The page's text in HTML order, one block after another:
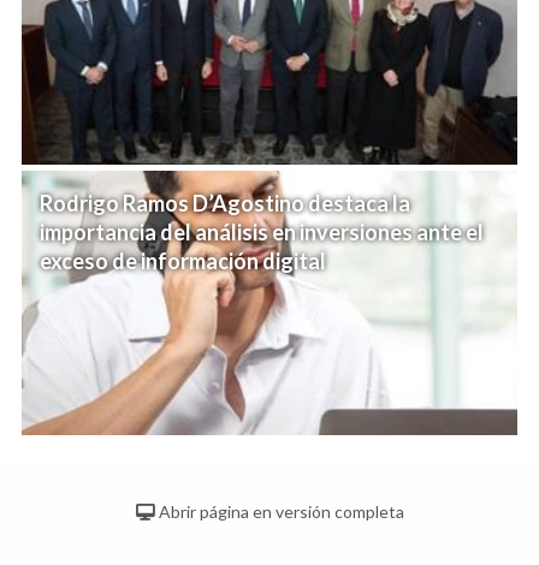
Rodrigo Ramos D’Agostino destaca la
importancia del análisis en inversiones ante el
exceso de información digital
Abrir página en versión completa